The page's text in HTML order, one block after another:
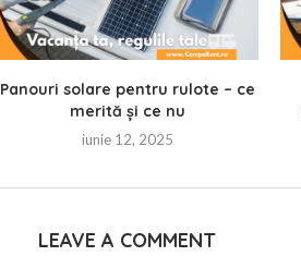
Panouri solare pentru rulote – ce
merită și ce nu
iunie 12, 2025
LEAVE A COMMENT